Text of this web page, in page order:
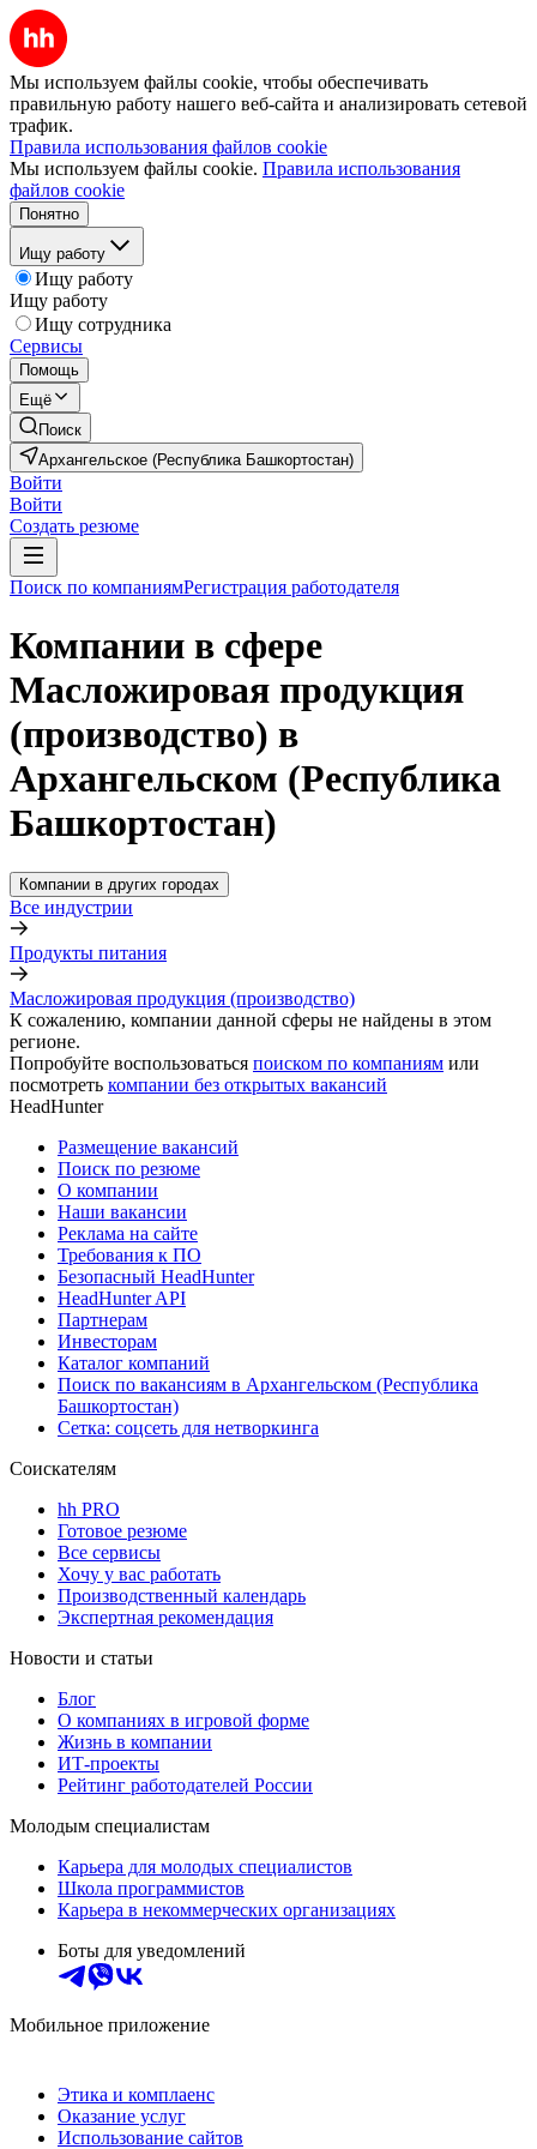
Мы используем файлы cookie, чтобы обеспечивать
правильную работу нашего веб-сайта и анализировать сетевой
трафик.
Правила использования файлов cookie
Мы используем файлы cookie. Правила использования
файлов cookie
Понятно
Ищу работу
Ищу работу
Ищу работу
Ищу сотрудника
Сервисы
Помощь
Ещё
Поиск
Архангельское (Республика Башкортостан)
Войти
Войти
Создать резюме
Поиск по компаниямРегистрация работодателя
Компании в сфере
Масложировая продукция
(производство) в
Архангельском (Республика
Башкортостан)
Компании в других городах
Все индустрии
Продукты питания
Масложировая продукция (производство)
К сожалению, компании данной сферы не найдены в этом
регионе.
Попробуйте воспользоваться поиском по компаниям или
посмотреть компании без открытых вакансий
HeadHunter
Размещение вакансий
Поиск по резюме
О компании
Наши вакансии
Реклама на сайте
Требования к ПО
Безопасный HeadHunter
HeadHunter API
Партнерам
Инвесторам
Каталог компаний
Поиск по вакансиям в Архангельском (Республика
Башкортостан)
Сетка: соцсеть для нетворкинга
Соискателям
hh PRO
Готовое резюме
Все сервисы
Хочу у вас работать
Производственный календарь
Экспертная рекомендация
Новости и статьи
Блог
О компаниях в игровой форме
Жизнь в компании
ИТ-проекты
Рейтинг работодателей России
Молодым специалистам
Карьера для молодых специалистов
Школа программистов
Карьера в некоммерческих организациях
Боты для уведомлений
Мобильное приложение
Этика и комплаенс
Оказание услуг
Использование сайтов